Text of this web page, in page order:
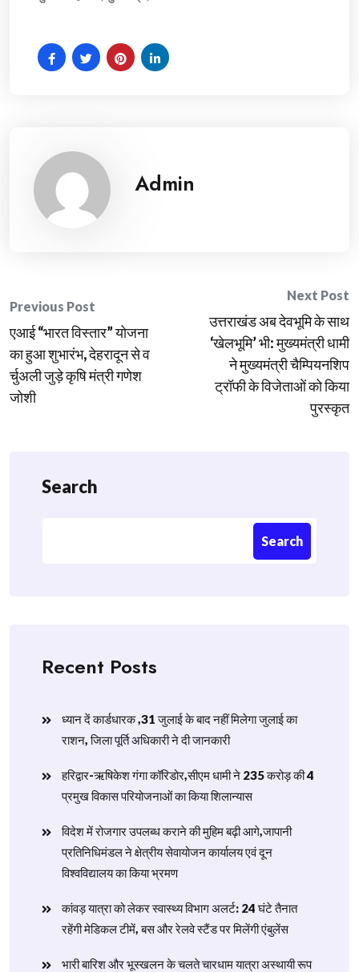
Admin
Post
navigation
Previous Post
एआई “भारत विस्तार” योजना
का हुआ शुभारंभ, देहरादून से व
र्चुअली जुड़े कृषि मंत्री गणेश
जोशी
Next Post
उत्तराखंड अब देवभूमि के साथ
‘खेलभूमि’ भी: मुख्यमंत्री धामी
ने मुख्यमंत्री चैम्पियनशिप
ट्रॉफी के विजेताओं को किया
पुरस्कृत
Search
Search
Recent Posts
ध्यान दें कार्डधारक ,31 जुलाई के बाद नहीं मिलेगा जुलाई का
राशन, जिला पूर्ति अधिकारी ने दी जानकारी
हरिद्वार-ऋषिकेश गंगा कॉरिडोर,सीएम धामी ने 235 करोड़ की 4
प्रमुख विकास परियोजनाओं का किया शिलान्यास
विदेश में रोजगार उपलब्ध कराने की मुहिम बढ़ी आगे,जापानी
प्रतिनिधिमंडल ने क्षेत्रीय सेवायोजन कार्यालय एवं दून
विश्वविद्यालय का किया भ्रमण
​कांवड़ यात्रा को लेकर स्वास्थ्य विभाग अलर्ट: 24 घंटे तैनात
रहेंगी मेडिकल टीमें, बस और रेलवे स्टैंड पर मिलेंगी एंबुलेंस
​भारी बारिश और भूस्खलन के चलते चारधाम यात्रा अस्थायी रूप